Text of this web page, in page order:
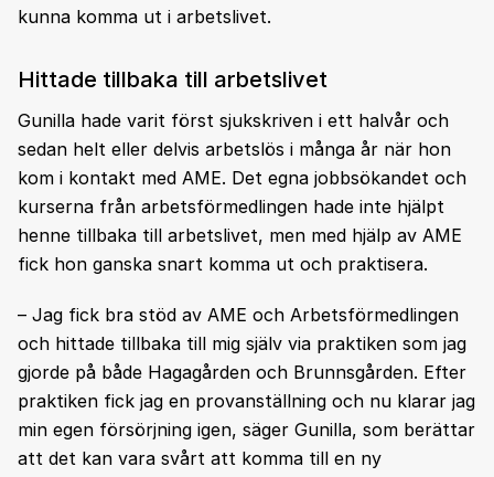
kunna komma ut i arbetslivet.
Hittade tillbaka till arbetslivet
Gunilla hade varit först sjukskriven i ett halvår och
sedan helt eller delvis arbetslös i många år när hon
kom i kontakt med AME. Det egna jobbsökandet och
kurserna från arbetsförmedlingen hade inte hjälpt
henne tillbaka till arbetslivet, men med hjälp av AME
fick hon ganska snart komma ut och praktisera.
– Jag fick bra stöd av AME och Arbetsförmedlingen
och hittade tillbaka till mig själv via praktiken som jag
gjorde på både Hagagården och Brunnsgården. Efter
praktiken fick jag en provanställning och nu klarar jag
min egen försörjning igen, säger Gunilla, som berättar
att det kan vara svårt att komma till en ny